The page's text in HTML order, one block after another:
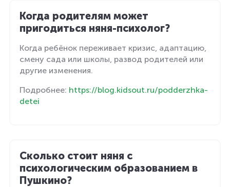
Когда родителям может
пригодиться няня-психолог?
Когда ребёнок переживает кризис, адаптацию,
смену сада или школы, развод родителей или
другие изменения.
Подробнее: https://blog.kidsout.ru/podderzhka-
detei
Сколько стоит няня с
психологическим образованием в
Пушкино?